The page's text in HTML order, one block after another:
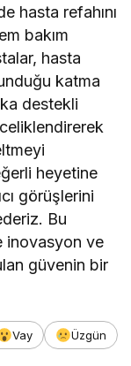
hasta refahını
bakım
hasta
katma
destekli
heyetine
görüşlerini
Bu
inovasyon ve
güvenin bir
Vay
Üzgün